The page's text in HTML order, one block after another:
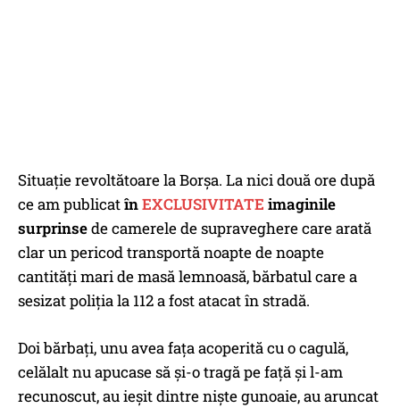
Situație revoltătoare la Borșa. La nici două ore după
ce am publicatînEXCLUSIVITATE imaginile
surprinsede camerele de supraveghere care arată
clar un pericod transportă noapte de noapte
cantități mari de masă lemnoasă, bărbatul care a
sesizat poliția la 112 a fost atacat în stradă.
Doi bărbați, unu avea fața acoperită cu o cagulă,
celălalt nu apucase să și-o tragă pe față și l-am
recunoscut, au ieșit dintre niște gunoaie, au aruncat